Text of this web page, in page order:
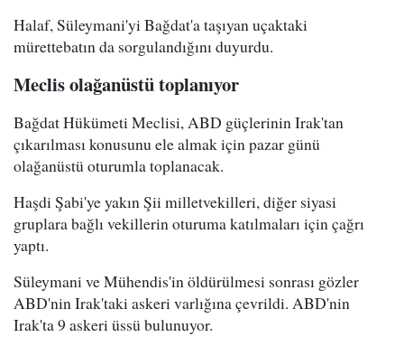
Halaf, Süleymani'yi Bağdat'a taşıyan uçaktaki
mürettebatın da sorgulandığını duyurdu.
Meclis olağanüstü toplanıyor
Bağdat Hükümeti Meclisi, ABD güçlerinin Irak'tan
çıkarılması konusunu ele almak için pazar günü
olağanüstü oturumla toplanacak.
Haşdi Şabi'ye yakın Şii milletvekilleri, diğer siyasi
gruplara bağlı vekillerin oturuma katılmaları için çağrı
yaptı.
Süleymani ve Mühendis'in öldürülmesi sonrası gözler
ABD'nin Irak'taki askeri varlığına çevrildi. ABD'nin
Irak'ta 9 askeri üssü bulunuyor.